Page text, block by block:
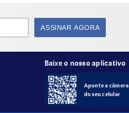
ASSINAR AGORA
Baixe o nosso aplicativo
Aponte a câmera
do seu celular